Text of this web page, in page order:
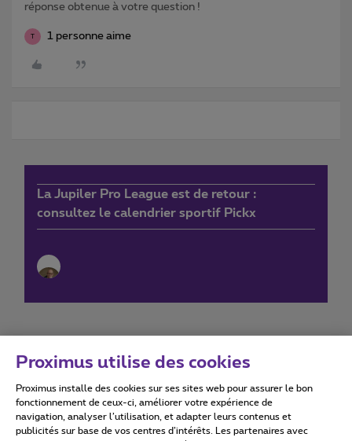
réponse obtenue à votre question !
T 1 personne aime
La Jupiler Pro League est de retour :
consultez le calendrier sportif Pickx
Conditions d'utilisation Accessibility statement
Proximus utilise des cookies
Proximus installe des cookies sur ses sites web pour assurer le bon
fonctionnement de ceux-ci, améliorer votre expérience de
navigation, analyser l’utilisation, et adapter leurs contenus et
publicités sur base de vos centres d’intérêts. Les partenaires avec